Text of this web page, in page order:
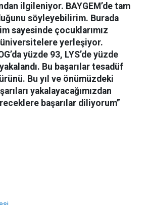
ilgileniyor. BAYGEM’de tam
söyleyebilirim. Burada
sayesinde çocuklarımız
yerleşiyor.
yüzde 93, LYS’de yüzde
Bu başarılar tesadüf
Bu yıl ve önümüzdeki
yakalayacağımızdan
başarılar diliyorum”